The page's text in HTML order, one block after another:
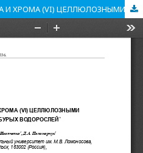
СОРБЦИЯ КАДМИЯ, СВИНЦА И ХРОМА (VI) ЦЕЛЛЮЛОЗНЫМИ КОМПЛЕКСАМИ АРКТИЧЕСКИХ БУРЫХ ВОДОРОСЛЕЙ